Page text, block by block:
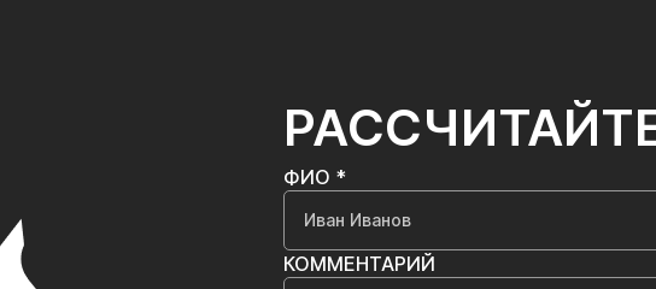
ФИО *
КОММЕНТАРИЙ